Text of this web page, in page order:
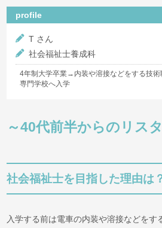
profile
T さん
社会福祉士養成科
4年制大学卒業→内装や溶接などをする技
専門学校へ入学
～40代前半からのリス
社会福祉士を目指した理由は
入学する前は電車の内装や溶接などをす